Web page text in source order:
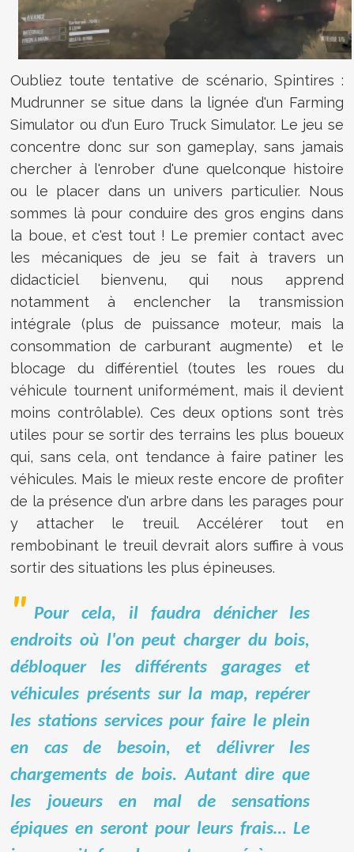
Oubliez toute tentative de scénario, Spintires :
Mudrunner se situe dans la lignée d'un Farming
Simulator ou d'un Euro Truck Simulator. Le jeu se
concentre donc sur son gameplay, sans jamais
chercher à l'enrober d'une quelconque histoire
ou le placer dans un univers particulier. Nous
sommes là pour conduire des gros engins dans
la boue, et c'est tout ! Le premier contact avec
les mécaniques de jeu se fait à travers un
didacticiel bienvenu, qui nous apprend
notamment à enclencher la transmission
intégrale (plus de puissance moteur, mais la
consommation de carburant augmente) et le
blocage du différentiel (toutes les roues du
véhicule tournent uniformément, mais il devient
moins contrôlable). Ces deux options sont très
utiles pour se sortir des terrains les plus boueux
qui, sans cela, ont tendance à faire patiner les
véhicules. Mais le mieux reste encore de profiter
de la présence d'un arbre dans les parages pour
y attacher le treuil. Accélérer tout en
rembobinant le treuil devrait alors suffire à vous
sortir des situations les plus épineuses.
Pour cela, il faudra dénicher les
endroits où l'on peut charger du bois,
débloquer les différents garages et
véhicules présents sur la map, repérer
les stations services pour faire le plein
en cas de besoin, et délivrer les
chargements de bois. Autant dire que
les joueurs en mal de sensations
épiques en seront pour leurs frais… Le